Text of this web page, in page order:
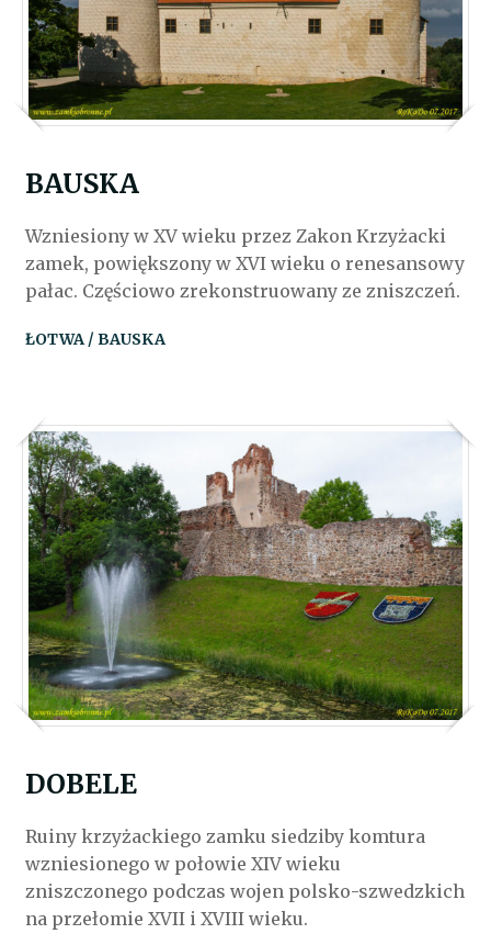
BAUSKA
Wzniesiony w XV wieku przez Zakon Krzyżacki
zamek, powiększony w XVI wieku o renesansowy
pałac. Częściowo zrekonstruowany ze zniszczeń.
ŁOTWA / BAUSKA
DOBELE
Ruiny krzyżackiego zamku siedziby komtura
wzniesionego w połowie XIV wieku
zniszczonego podczas wojen polsko-szwedzkich
na przełomie XVII i XVIII wieku.